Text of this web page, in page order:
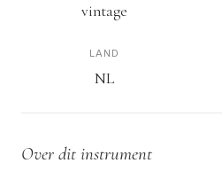
vintage
LAND
NL
Over dit instrument